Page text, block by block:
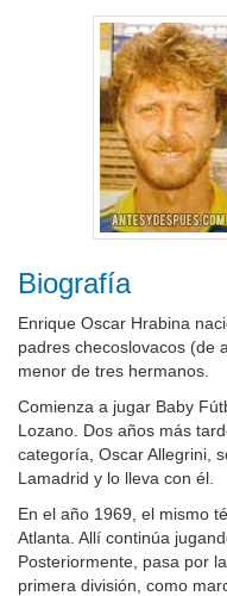
Biografía
Enrique Oscar Hrabina
padres checoslovacos (de
menor de tres hermanos.
Comienza a jugar Baby
Lozano. Dos años más
categoría, Oscar Allegrini,
Lamadrid y lo lleva con él.
En el año 1969, el mismo
Atlanta. Allí continúa
Posteriormente, pasa por
primera división, como